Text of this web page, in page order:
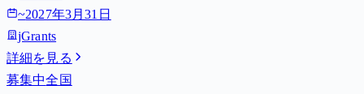
~2027年3月31日
jGrants
詳細を見る
募集中全国